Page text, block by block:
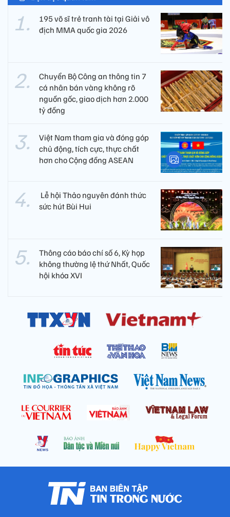
195 võ sĩ trẻ tranh tài tại Giải vô
địch MMA quốc gia 2026
Chuyển Bộ Công an thông tin 7
cá nhân bán vàng không rõ
nguồn gốc, giao dịch hơn 2.000
tỷ đồng
Việt Nam tham gia và đóng góp
chủ động, tích cực, thực chất
hơn cho Cộng đồng ASEAN
​ Lễ hội Thảo nguyên đánh thức
sức hút Bùi Hui
Thông cáo báo chí số 6, Kỳ họp
không thường lệ thứ Nhất, Quốc
hội khóa XVI